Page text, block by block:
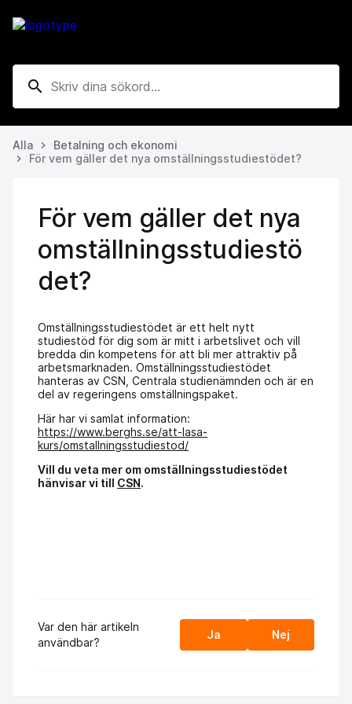
search
Alla keyboard_arrow_right Betalning och ekonomi
keyboard_arrow_right För vem gäller det nya omställningsstudiestödet?
För vem gäller det nya
omställningsstudiestö
det?
Omställnings­studiestödet är ett helt nytt
studiestöd för dig som är mitt i arbetslivet och vill
bredda din kompetens för att bli mer attraktiv på
arbets­­marknaden. Omställningsstudiestödet
hanteras av CSN, Centrala studienämnden och är en
del av regeringens omställningspaket.
Här har vi samlat information:
https://www.berghs.se/att-lasa-
kurs/omstallningsstudiestod/
Vill du veta mer om omställningsstudiestödet
hänvisar vi till CSN.
Var den här artikeln
användbar?
Ja Nej